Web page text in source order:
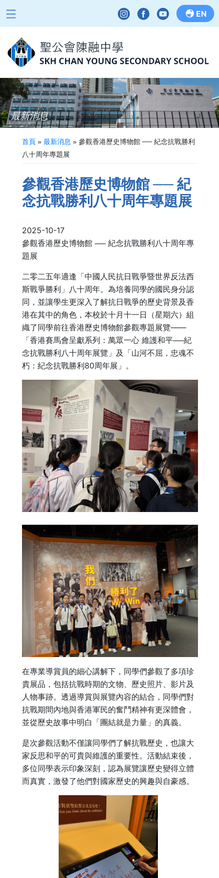
EN
最新消息
首頁 » 最新消息 » 參觀香港歷史博物館 ── 紀念抗戰勝利
八十周年專題展
參觀香港歷史博物館 ── 紀
念抗戰勝利八十周年專題展
2025-10-17
參觀香港歷史博物館 ── 紀念抗戰勝利八十周年專
題展
二零二五年適逢「中國人民抗日戰爭暨世界反法西
斯戰爭勝利」八十周年。為培養同學的國民身分認
同，並讓學生更深入了解抗日戰爭的歷史背景及香
港在其中的角色，本校於十月十一日（星期六）組
織了同學前往香港歷史博物館參觀專題展覽——
「香港賽馬會呈獻系列：萬眾一心 維護和平──紀
念抗戰勝利八十周年展覽」及「山河不屈，忠魂不
朽：紀念抗戰勝利80周年展」。
在專業導賞員的細心講解下，同學們參觀了多項珍
貴展品，包括抗戰時期的文物、歷史照片、影片及
人物事跡。透過導賞與展覽內容的結合，同學們對
抗戰期間內地與香港軍民的奮鬥精神有更深體會，
並從歷史故事中明白「團結就是力量」的真義。
是次參觀活動不僅讓同學們了解抗戰歷史，也讓大
家反思和平的可貴與維護的重要性。活動結束後，
多位同學表示印象深刻，認為展覽讓歷史變得立體
而真實，激發了他們對國家歷史的興趣與自豪感。